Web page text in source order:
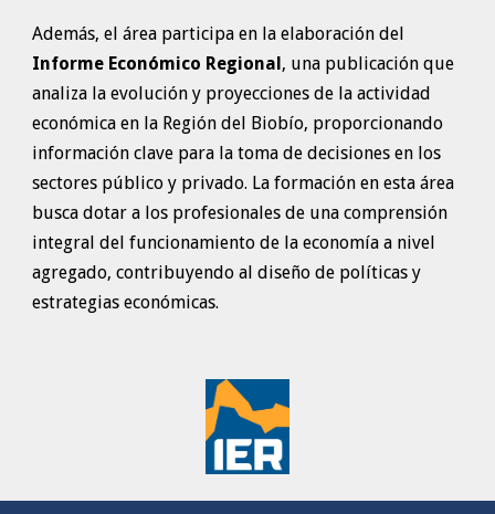
Además, el área participa en la elaboración del
Informe Económico Regional , una publicación que
analiza la evolución y proyecciones de la actividad
económica en la Región del Biobío, proporcionando
información clave para la toma de decisiones en los
sectores público y privado. La formación en esta área
busca dotar a los profesionales de una comprensión
integral del funcionamiento de la economía a nivel
agregado, contribuyendo al diseño de políticas y
estrategias económicas.